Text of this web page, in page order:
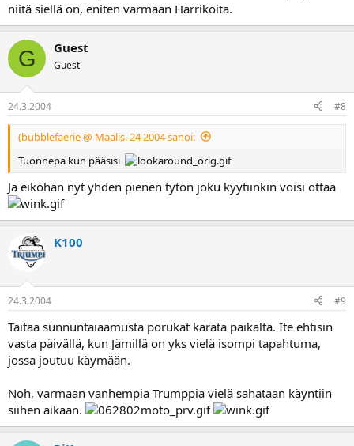
niitä siellä on, eniten varmaan Harrikoita.
G Guest
Guest
24.3.2004 #8
(bubblefaerie @ Maalis. 24 2004 sanoi:
Tuonnepa kun pääsisi
Ja eiköhän nyt yhden pienen tytön joku kyytiinkin voisi ottaa
K100
24.3.2004 #9
Taitaa sunnuntaiaamusta porukat karata paikalta. Ite ehtisin
vasta päivällä, kun Jämillä on yks vielä isompi tapahtuma,
jossa joutuu käymään.
Noh, varmaan vanhempia Trumppia vielä sahataan käyntiin
siihen aikaan.